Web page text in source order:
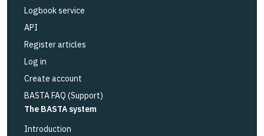
Logbook service
API
Register articles
Log in
Create account
BASTA FAQ (Support)
The BASTA system
Introduction